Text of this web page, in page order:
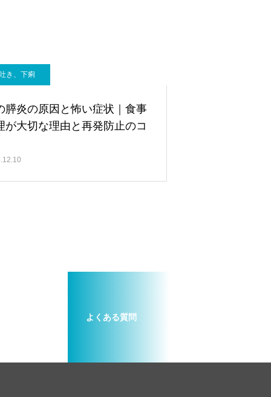
き、下痢
膵炎の原因と怖い症状｜食事
が大切な理由と再発防止のコ
よくある質問